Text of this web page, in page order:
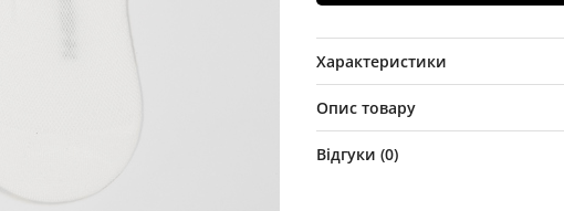
Характеристики
Опис товару
Відгуки (0)